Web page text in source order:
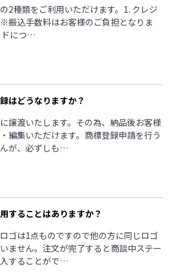
2種類をご利用いただけます。1. クレジ
振込手数料はお客様のご負担となりま
ドにつ…
はどうなりますか？
譲渡いたします。その為、納品後お客様
編集いただけます。商標登録申請を行う
が、必ずしも…
することはありますか？
ゴは1点ものですので他の方に同じロゴ
ません。注文が完了すると商談中ステー
することがで…